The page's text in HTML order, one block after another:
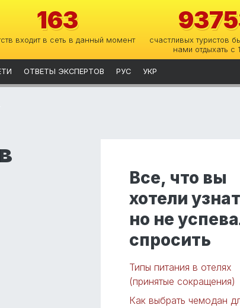
163
входит в сеть в данный момент
счастливых туристов
нами отдыхать с
ОТВЕТЫ ЭКСПЕРТОВ РУС УКР
Все, что вы
хотели
но не
спросить
Типы питания в отелях
(принятые сокращения)
Как выбрать чемодан